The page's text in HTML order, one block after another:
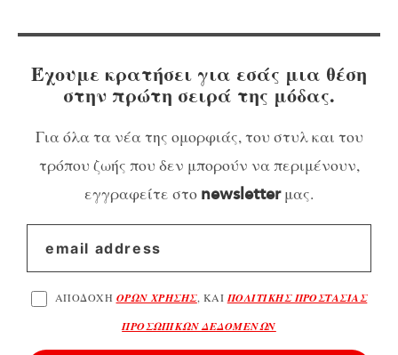
Έχουμε κρατήσει για εσάς μια θέση
στην πρώτη σειρά της μόδας.
Για όλα τα νέα της ομορφιάς, του στυλ και του
τρόπου ζωής που δεν μπορούν να περιμένουν,
εγγραφείτε στο newsletterμας.
ΑΠΟΔΟΧΗ ΟΡΩΝ ΧΡΗΣΗΣ, ΚΑΙ ΠΟΛΙΤΙΚΗΣ ΠΡΟΣΤΑΣΙΑΣ
ΠΡΟΣΩΠΙΚΩΝ ΔΕΔΟΜΕΝΩΝ